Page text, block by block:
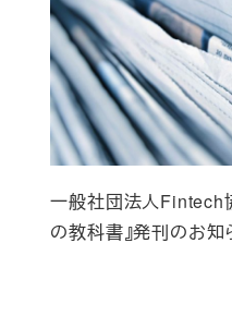
一般社団法人Fintech
の教科書』発刊のお知